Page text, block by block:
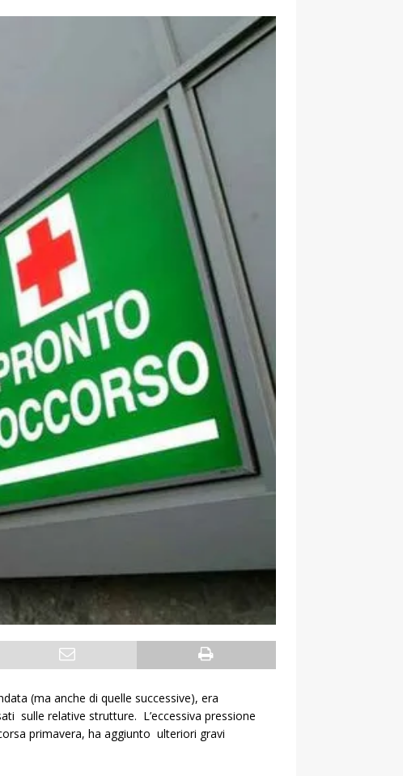
(ma anche di quelle successive), era
sulle relative strutture. L’eccessiva pressione
primavera, ha aggiunto ulteriori gravi